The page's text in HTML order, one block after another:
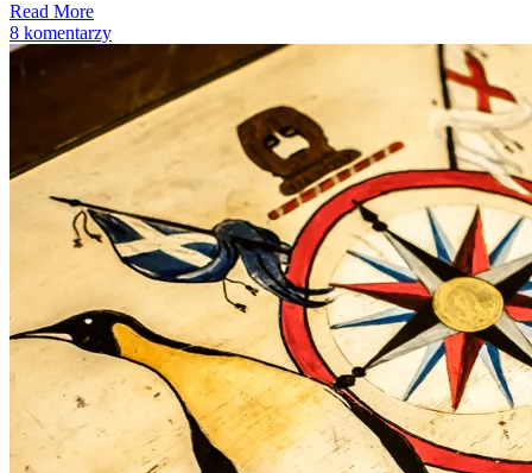
Read More
8 komentarzy